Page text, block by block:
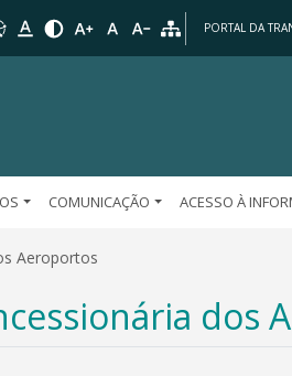
PORTAL DA
COMUNICAÇÃO ACESSO À
Aeroportos
dos